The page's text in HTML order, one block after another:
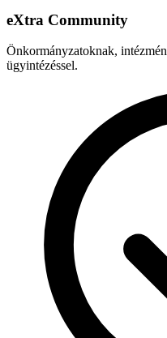
eXtra Community
Önkormányzatoknak,
ügyintézéssel.